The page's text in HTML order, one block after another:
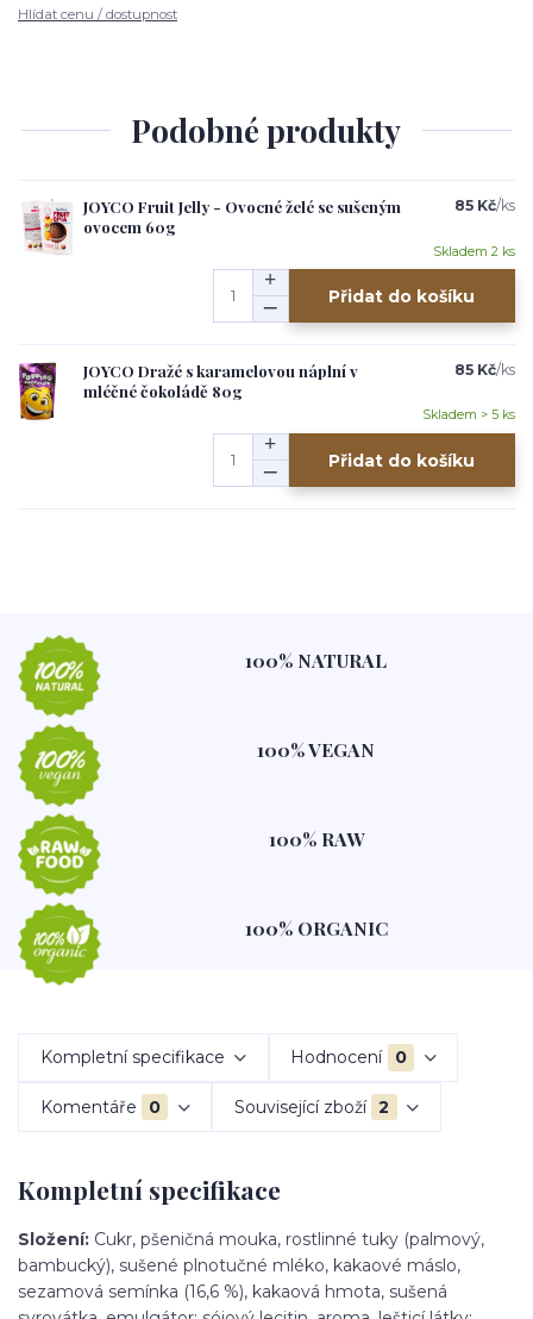
Hlídat cenu / dostupnost
Podobné produkty
JOYCO Fruit Jelly - Ovocné želé se sušeným
ovocem 60g
85 Kč/ks
Skladem 2 ks
Přidat do košíku
JOYCO Dražé s karamelovou náplní v
mléčné čokoládě 80g
85 Kč/ks
Skladem > 5 ks
Přidat do košíku
100% NATURAL
100% VEGAN
100% RAW
100% ORGANIC
Kompletní specifikace Hodnocení 0
Komentáře 0 Související zboží 2
Kompletní specifikace
Složení: Cukr, pšeničná mouka, rostlinné tuky (palmový,
bambucký), sušené plnotučné mléko, kakaové máslo,
sezamová semínka (16,6 %), kakaová hmota, sušená